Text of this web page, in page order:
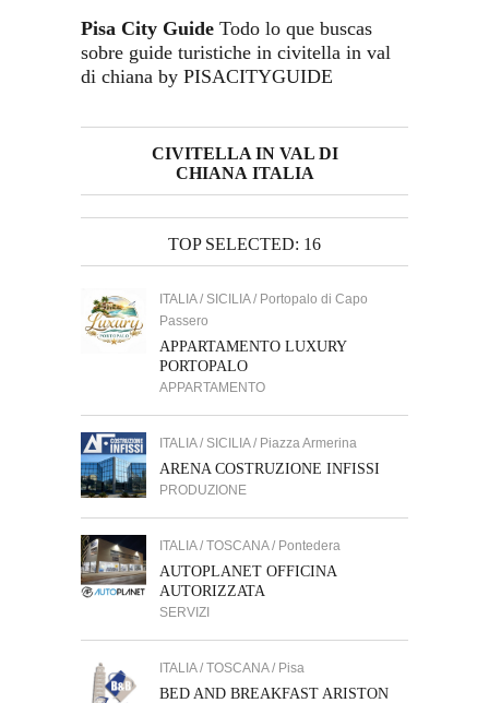
Pisa City Guide Todo lo que buscas
sobre guide turistiche in civitella in val
di chiana by PISACITYGUIDE
CIVITELLA IN VAL DI
CHIANA ITALIA
TOP SELECTED: 16
ITALIA / SICILIA / Portopalo di Capo
Passero
APPARTAMENTO LUXURY
PORTOPALO
APPARTAMENTO
ITALIA / SICILIA / Piazza Armerina
ARENA COSTRUZIONE INFISSI
PRODUZIONE
ITALIA / TOSCANA / Pontedera
AUTOPLANET OFFICINA
AUTORIZZATA
SERVIZI
ITALIA / TOSCANA / Pisa
BED AND BREAKFAST ARISTON